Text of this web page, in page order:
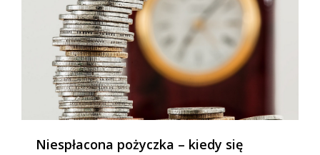
Niespłacona pożyczka – kiedy się